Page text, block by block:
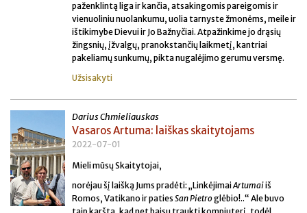
paženklintą liga ir kančia, atsakingomis pareigomis ir
vienuoliniu nuolankumu, uolia tarnyste žmonėms, meile ir
ištikimybe Dievui ir Jo Bažnyčiai. Atpažinkime jo drąsių
žingsnių, įžvalgų, pranokstančių laikmetį, kantriai
pakeliamų sunkumų, pikta nugalėjimo gerumu versmę.
Užsisakyti
Darius Chmieliauskas
Vasaros Artuma: laiškas skaitytojams
2022-07-01
Mieli mūsų Skaitytojai,
norėjau šį laišką Jums pradėti: „LinkėjimaiArtumaiiš
Romos, Vatikano ir paties San Pietroglėbio!..“ Ale buvo